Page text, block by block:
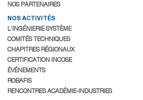
NOS PARTENAIRES
NOS ACTIVITÉS
L’INGÉNIERIE SYSTÈME
COMITÉS TECHNIQUES
CHAPITRES RÉGIONAUX
CERTIFICATION INCOSE
ÉVÉNEMENTS
ROBAFIS
RENCONTRES ACADÉMIE-INDUSTRIES